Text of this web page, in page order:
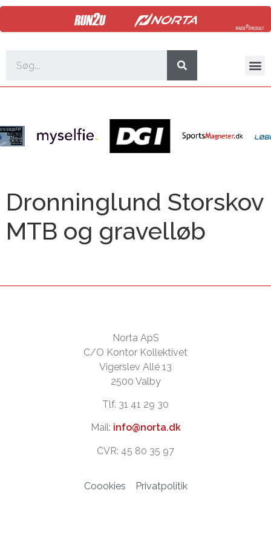
Dronninglund Storskov
MTB og gravelløb
Norta ApS
C/O Kontor Kollektivet
Vigerslev Allé 13
2500 Valby
Tlf. 31 41 29 30
Mail: info@norta.dk
CVR: 45 80 35 97
Coookies Privatpolitik